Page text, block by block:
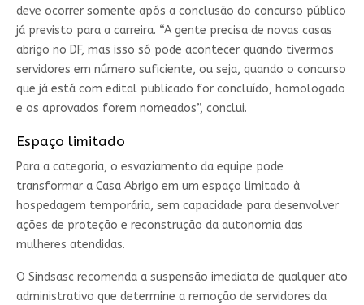
deve ocorrer somente após a conclusão do concurso público
já previsto para a carreira. “A gente precisa de novas casas
abrigo no DF, mas isso só pode acontecer quando tivermos
servidores em número suficiente, ou seja, quando o concurso
que já está com edital publicado for concluído, homologado
e os aprovados forem nomeados”, conclui.
Espaço limitado
Para a categoria, o esvaziamento da equipe pode
transformar a Casa Abrigo em um espaço limitado à
hospedagem temporária, sem capacidade para desenvolver
ações de proteção e reconstrução da autonomia das
mulheres atendidas.
O Sindsasc recomenda a suspensão imediata de qualquer ato
administrativo que determine a remoção de servidores da